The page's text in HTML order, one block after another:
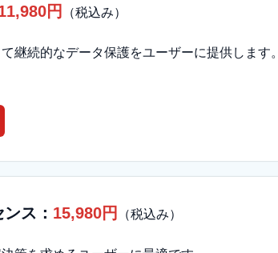
円 （税込み）
継続的なデータ保護をユーザーに提供します。
ス： 15,980円 （税込み）